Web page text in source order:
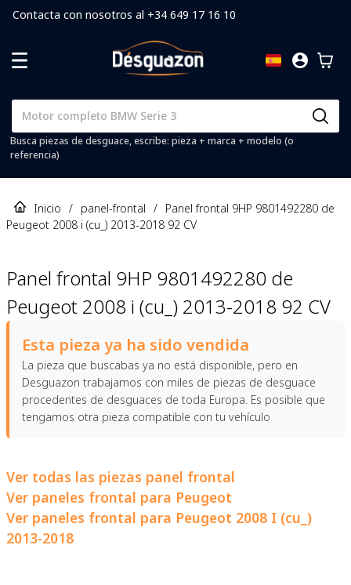
Contacta con nosotros al +34 649 17 16 10
Busca piezas de desguace, escribe: pieza + marca + modelo (o
referencia)
Inicio / panel-frontal / Panel frontal 9HP 9801492280 de
Peugeot 2008 i (cu_) 2013-2018 92 CV
Panel frontal 9HP 9801492280 de
Peugeot 2008 i (cu_) 2013-2018 92 CV
Esta pieza ya ha sido vendida
La pieza que buscabas ya no está disponible, pero en
Desguazon trabajamos con miles de piezas de desguace
procedentes de desguaces de toda Europa. Es posible que
tengamos otra pieza compatible con tu vehículo
Ver todas las piezas panel frontal
Ver paneles frontal para Peugeot
Ver paneles frontal para Peugeot 2008 I (cu_)
2013-2018